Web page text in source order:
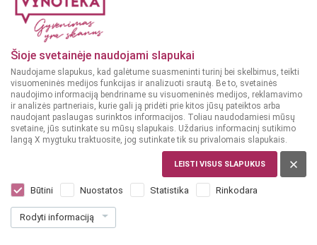
Šioje svetainėje naudojami slapukai
Naudojame slapukus, kad galėtume suasmeninti turinį bei skelbimus, teikti
visuomeninės medijos funkcijas ir analizuoti srautą. Be to, svetainės
naudojimo informaciją bendriname su visuomeninės medijos, reklamavimo
ir analizės partneriais, kurie gali ją pridėti prie kitos jūsų pateiktos arba
naudojant paslaugas surinktos informacijos. Toliau naudodamiesi mūsų
svetaine, jūs sutinkate su mūsų slapukais. Uždarius informacinį sutikimo
langą X mygtuku traktuosite, jog sutinkate tik su privalomais slapukais.
LEISTI VISUS SLAPUKUS
Būtini Nuostatos Statistika Rinkodara
Rodyti informaciją
5 būdai panaudoti butelių kamščius
Neišmeskite senų butelių kamščių, o prikelkite juos antrąjąm
gyvenimui!
1. Lesyklėlė paukščiams